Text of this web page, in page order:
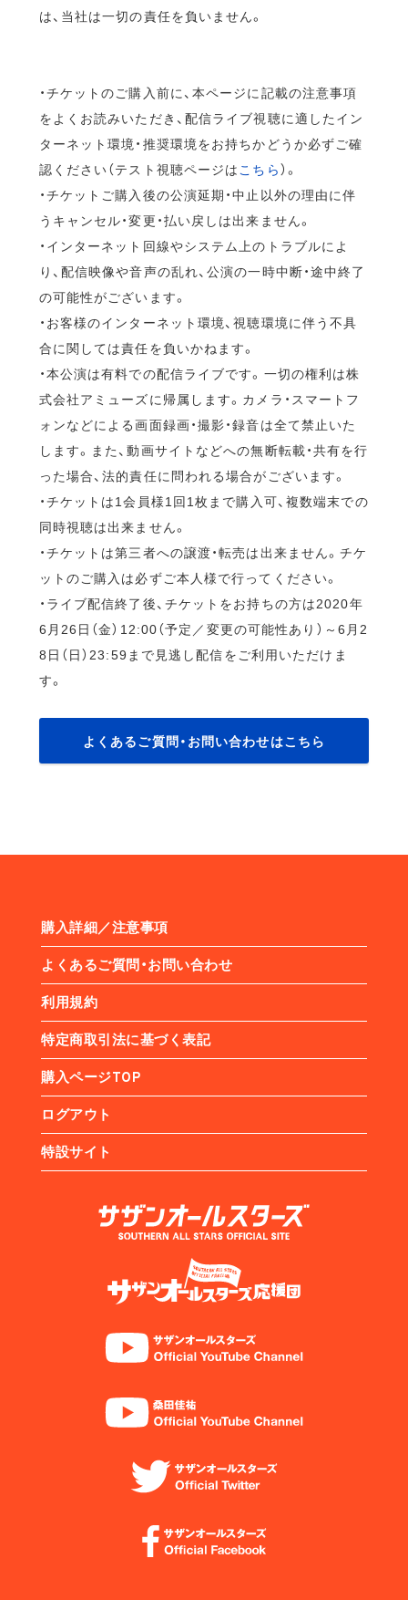
は、当社は一切の責任を負いません。
・チケットのご購入前に、本ページに記載の注意事項
をよくお読みいただき、配信ライブ視聴に適したイン
ターネット環境・推奨環境をお持ちかどうか必ずご確
認ください（テスト視聴ページは こちら）。
・チケットご購入後の公演延期・中止以外の理由に伴
うキャンセル・変更・払い戻しは出来ません。
・インターネット回線やシステム上のトラブルによ
り、配信映像や音声の乱れ、公演の一時中断・途中終了
の可能性がございます。
・お客様のインターネット環境、視聴環境に伴う不具
合に関しては責任を負いかねます。
・本公演は有料での配信ライブです。一切の権利は株
式会社アミューズに帰属します。カメラ・スマートフ
ォンなどによる画面録画・撮影・録音は全て禁止いた
します。また、動画サイトなどへの無断転載・共有を行
った場合、法的責任に問われる場合がございます。
・チケットは1会員様1回1枚まで購入可、複数端末での
同時視聴は出来ません。
・チケットは第三者への譲渡・転売は出来ません。チケ
ットのご購入は必ずご本人様で行ってください。
・ライブ配信終了後、チケットをお持ちの方は2020年
6月26日（金）12:00（予定／変更の可能性あり）～6月2
8日（日）23:59まで見逃し配信をご利用いただけま
す。
よくあるご質問・お問い合わせはこちら
購入詳細／注意事項
よくあるご質問・お問い合わせ
利用規約
特定商取引法に基づく表記
購入ページTOP
ログアウト
特設サイト